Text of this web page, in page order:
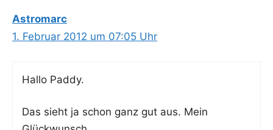
Astromarc
1. Februar 2012 um 07:05 Uhr
Hal­lo Paddy.
Das sieht ja schon ganz gut aus. Mein